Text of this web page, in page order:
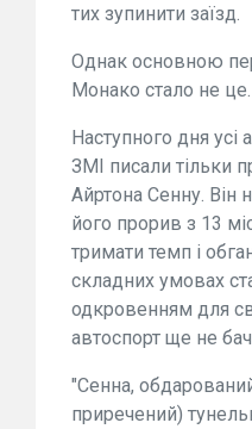
тих зупинити заїзд.
Однак основною
Монако стало не це.
Наступного дня усі
ЗМІ писали тільки
Айртона Сенну. Він
його прорив з 13
тримати темп і
складних умовах
одкровенням для
автоспорт ще не
"Сенна,
приречений)